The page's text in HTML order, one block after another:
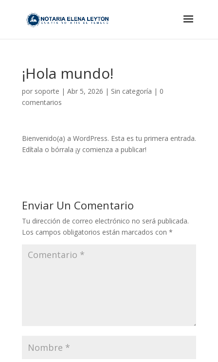
¡Hola mundo!
por soporte | Abr 5, 2026 | Sin categoría | 0
comentarios
Bienvenido(a) a WordPress. Esta es tu primera entrada.
Edítala o bórrala ¡y comienza a publicar!
Enviar Un Comentario
Tu dirección de correo electrónico no será publicada.
Los campos obligatorios están marcados con *